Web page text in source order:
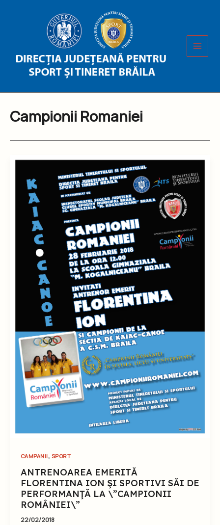
Campionii Romaniei
CAMPANII, SPORT
ANTRENOAREA EMERITĂ
FLORENTINA ION ŞI SPORTIVI SĂI DE
PERFORMANŢĂ LA \”CAMPIONII
ROMÂNIEI\”
22/02/2018